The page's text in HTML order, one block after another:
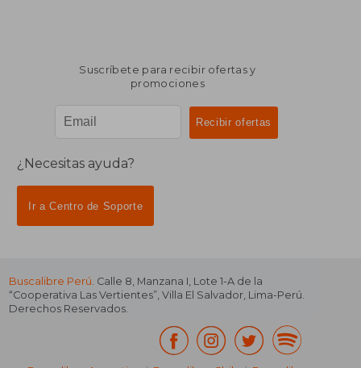
Suscríbete para recibir ofertas y
promociones
¿Necesitas ayuda?
Ir a Centro de Soporte
Buscalibre Perú. Calle 8, Manzana I, Lote 1-A de la
“Cooperativa Las Vertientes”, Villa El Salvador, Lima-Perú.
Derechos Reservados.